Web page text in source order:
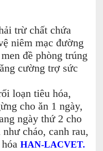
trừ chất chứa
niêm mạc đường
đề phòng trúng
cường trợ sức
loạn tiêu hóa,
cho ăn 1 ngày,
ngày thứ 2 cho
cháo, canh rau,
HAN-LACVET.